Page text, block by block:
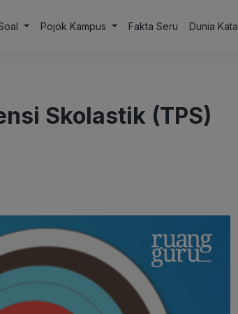
Pojok Kampus Fakta Seru Dunia Kata
Skolastik (TPS)